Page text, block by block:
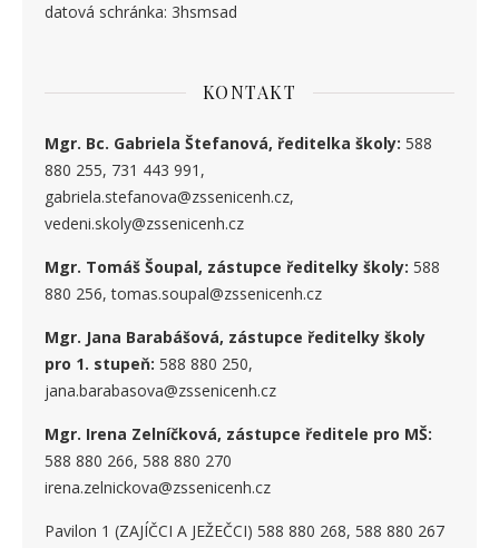
datová schránka: 3hsmsad
KONTAKT
Mgr. Bc. Gabriela Štefanová, ředitelka školy: 588
880 255, 731 443 991,
gabriela.stefanova@zssenicenh.cz,
vedeni.skoly@zssenicenh.cz
Mgr. Tomáš Šoupal, zástupce ředitelky školy: 588
880 256, tomas.soupal@zssenicenh.cz
Mgr. Jana Barabášová, zástupce ředitelky školy
pro 1. stupeň: 588 880 250,
jana.barabasova@zssenicenh.cz
Mgr. Irena Zelníčková, zástupce ředitele pro MŠ:
588 880 266, 588 880 270
irena.zelnickova@zssenicenh.cz
Pavilon 1 (ZAJÍČCI A JEŽEČCI) 588 880 268, 588 880 267